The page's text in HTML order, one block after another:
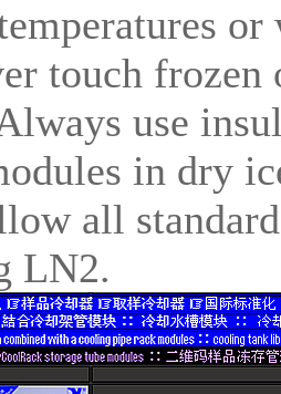
or
touch frozen
use
in dry
all
LN2.